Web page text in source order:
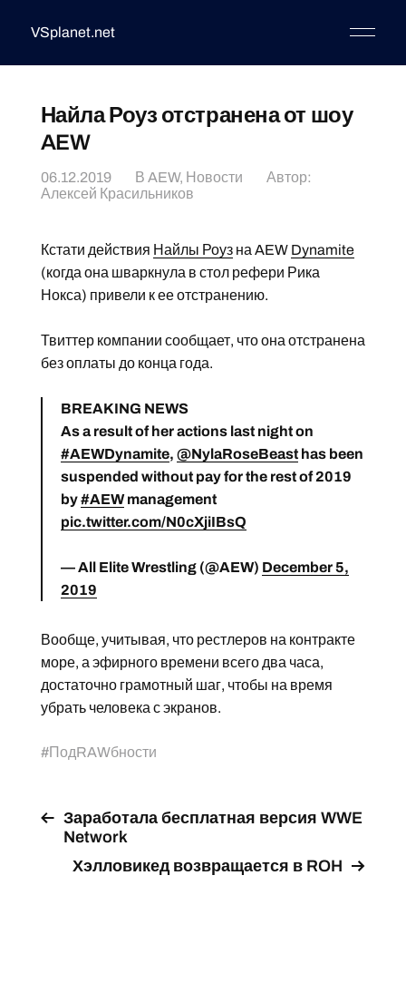
VSplanet.net
Найла Роуз отстранена от шоу
AEW
06.12.2019 В AEW, Новости
Автор:
Алексей Красильников
Кстати действия Найлы Роузна AEW Dynamite
(когда она шваркнула в стол рефери Рика
Нокса) привели к ее отстранению.
Твиттер компании сообщает, что она отстранена
без оплаты до конца года.
BREAKING NEWS
As a result of her actions last night on
#AEWDynamite, @NylaRoseBeasthas been
suspended without pay for the rest of 2019
by#AEWmanagement
pic.twitter.com/N0cXjiIBsQ
— All Elite Wrestling (@AEW) December 5,
2019
Вообще, учитывая, что рестлеров на контракте
море, а эфирного времени всего два часа,
достаточно грамотный шаг, чтобы на время
убрать человека с экранов.
#ПодRAWбности
Заработала бесплатная версия WWE
Network
Хэлловикед возвращается в ROH